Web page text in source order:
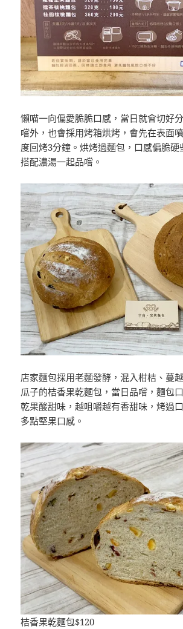
懶喵一向偏愛脆脆口感，當日就會切好
嚐外，也會採用烤箱烘烤，會先在表面
度回烤3分鐘。烘烤過麵包，口感偏脆硬
搭配濃湯一起品嚐。
店家麵包採用老麵發酵，混入柑桔、蔓
瓜子的桔香果乾麵包，當日品嚐，麵包
乾果酸甜味，越咀嚼越有香甜味，烤過
多點堅果口感。
桔香果乾麵包$120